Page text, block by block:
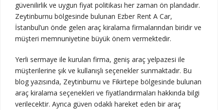
güvenilirlik ve uygun fiyat politikası her zaman ön plandadır.
Zeytinburnu bölgesinde bulunan Ezber Rent A Car,
İstanbul’un önde gelen araç kiralama firmalarından biridir ve
müşteri memnuniyetine büyük önem vermektedir.
Yerli sermaye ile kurulan firma, geniş araç yelpazesi ile
müşterilerine şık ve kullanışlı seçenekler sunmaktadır. Bu
blog yazısında, Zeytinburnu ve Fikirtepe bölgesinde bulunan
araç kiralama seçenekleri ve fiyatlandırmaları hakkında bilgi
verilecektir. Ayrıca güven odaklı hareket eden bir araç